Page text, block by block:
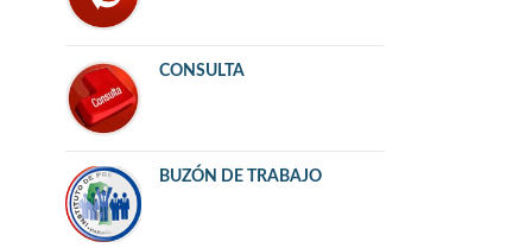
CONSULTA
BUZÓN DE TRABAJO